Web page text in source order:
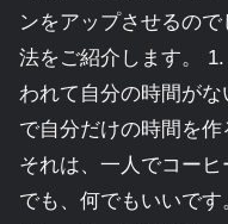
ンをアップさせるの
法をご紹介します。
われて自分の時間が
で自分だけの時間を作
それは、一人でコー
でも、何でもいいで